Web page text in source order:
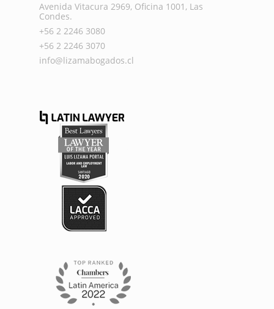
Avenida Vitacura 2969, Oficina 1001, Las
Condes.
+56 2 2246 3080
+56 2 2246 3070
info@lizamabogados.cl